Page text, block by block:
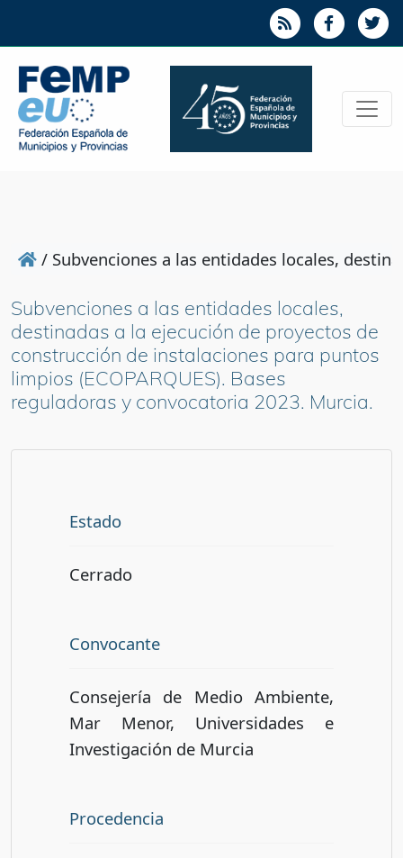
/ Subvenciones a las entidades locales,
Subvenciones a las entidades locales,
destinadas a la ejecución de proyectos de
construcción de instalaciones para puntos
limpios (ECOPARQUES). Bases
reguladoras y convocatoria 2023. Murcia.
Estado
Cerrado
Convocante
Consejería de Medio Ambiente,
Mar Menor, Universidades e
Investigación de Murcia
Procedencia